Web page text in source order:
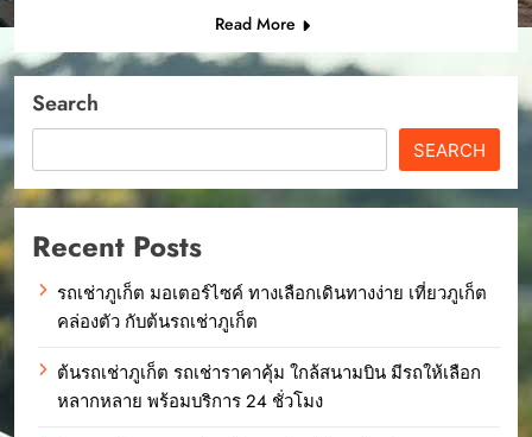
Read More
Search
SEARCH
Recent Posts
รถเช่าภูเก็ต มอเตอร์ไซค์ ทางเลือกเดินทางง่าย เที่ยวภูเก็ต
คล่องตัว กับต้นรถเช่าภูเก็ต
ต้นรถเช่าภูเก็ต รถเช่าราคาคุ้ม ใกล้สนามบิน มีรถให้เลือก
หลากหลาย พร้อมบริการ 24 ชั่วโมง